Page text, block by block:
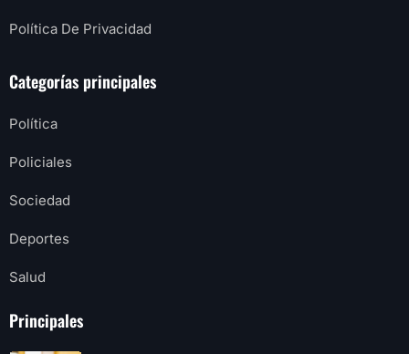
Política De Privacidad
Categorías principales
Política
Policiales
Sociedad
Deportes
Salud
Principales